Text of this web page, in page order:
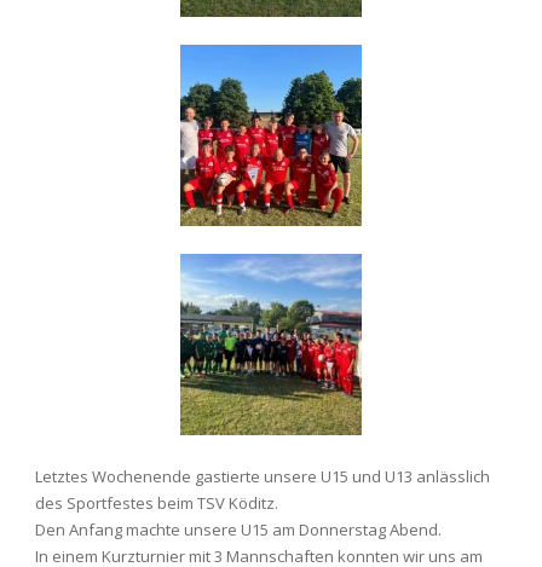
Letztes Wochenende gastierte unsere U15 und U13 anlässlich
des Sportfestes beim TSV Köditz.
Den Anfang machte unsere U15 am Donnerstag Abend.
In einem Kurzturnier mit 3 Mannschaften konnten wir uns am